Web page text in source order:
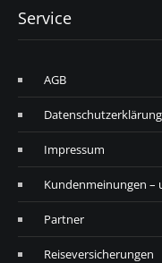
Service
AGB
Datenschutzerklärung
Impressum
Kundenmeinungen –
Partner
Reiseversicherungen